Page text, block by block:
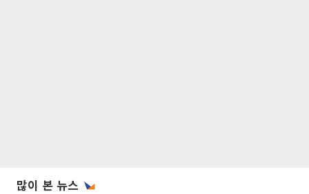
많이 본 뉴스